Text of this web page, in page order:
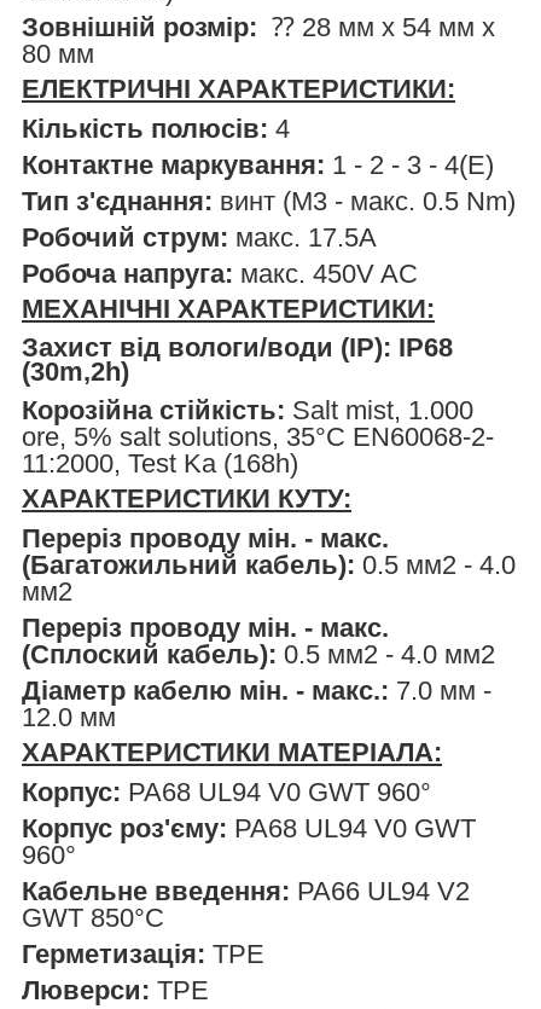
Зовнішній розмір: ⁇ 28 мм x 54 мм х
80 мм
ЕЛЕКТРИЧНІ ХАРАКТЕРИСТИКИ:
Кількість полюсів: 4
Контактне маркування: 1 - 2 - 3 - 4(E)
Тип з'єднання: винт (M3 - макс. 0.5 Nm)
Робочий струм: макс. 17.5A
Робоча напруга: макс. 450V AC
МЕХАНІЧНІ ХАРАКТЕРИСТИКИ:
Захист від вологи/води (IP): IP68
(30m,2h)
Корозійна стійкість: Salt mist, 1.000
ore, 5% salt solutions, 35°C EN60068-2-
11:2000, Test Ka (168h)
ХАРАКТЕРИСТИКИ КУТУ:
Переріз проводу мін. - макс.
(Багатожильний кабель): 0.5 мм2 - 4.0
мм2
Переріз проводу мін. - макс.
(Сплоский кабель): 0.5 мм2 - 4.0 мм2
Діаметр кабелю мін. - макс.: 7.0 мм -
12.0 мм
ХАРАКТЕРИСТИКИ МАТЕРІАЛА:
Корпус: PA68 UL94 V0 GWT 960°
Корпус роз'єму: PA68 UL94 V0 GWT
960°
Кабельне введення: PA66 UL94 V2
GWT 850°C
Герметизація: TPE
Люверси: TPE